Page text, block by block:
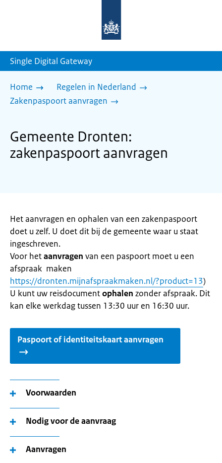
homepage
Single Digital Gateway
Home
Regelen in Nederland
Zakenpaspoort aanvragen
Gemeente Dronten:
zakenpaspoort aanvragen
Het aanvragen en ophalen van een zakenpaspoort
doet u zelf. U doet dit bij de gemeente waar u staat
ingeschreven.
Voor hetaanvragen van een paspoort moet u een
afspraak maken
https://dronten.mijnafspraakmaken.nl/?product=13)
U kunt uw reisdocumentophalen zonder afspraak. Dit
kan elke werkdag tussen 13:30 uur en 16:30 uur.
Paspoort of identiteitskaart aanvragen
Voorwaarden
Nodig voor de aanvraag
Aanvragen